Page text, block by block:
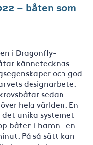
– båten som
i Dragonfly-
kännetecknas
och god
designarbete.
sedan
hela världen. En
unika systemet
båten i hamn – en
På så sätt kan